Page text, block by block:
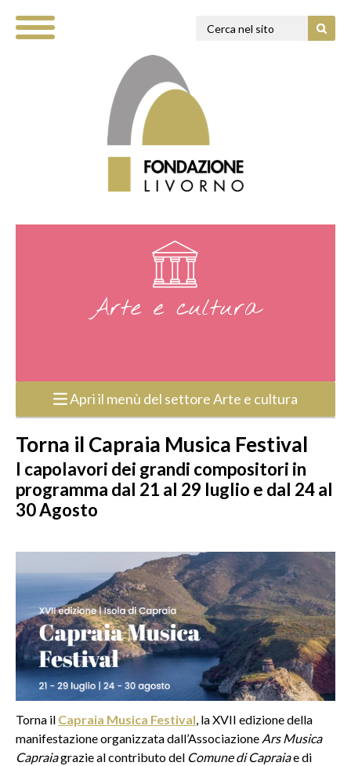
Arte e cultura
Apri il menù del settore Arte e cultura
Torna il Capraia Musica Festival
I capolavori dei grandi compositori in
programma dal 21 al 29 luglio e dal 24 al
30 Agosto
Torna il Capraia Musica Festival, la XVII edizione della
manifestazione organizzata dall’Associazione Ars Musica
Capraiagrazie al contributo del Comune di Capraiae di